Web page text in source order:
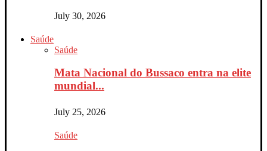
July 30, 2026
Saúde
Saúde
Mata Nacional do Bussaco entra na elite
mundial...
July 25, 2026
Saúde